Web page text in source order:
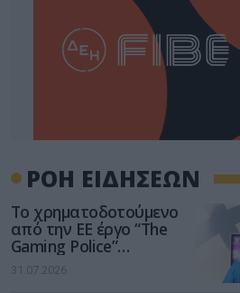
ΡΟΗ ΕΙΔΗΣΕΩΝ
Το χρηματοδοτούμενο
από την ΕΕ έργο “The
Gaming Police”
ενισχύει την ασφάλεια
των παιδιών στο
31.07.2026